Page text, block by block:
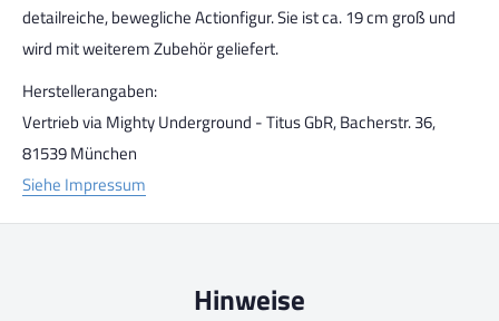
detailreiche, bewegliche Actionfigur. Sie ist ca. 19 cm groß und
wird mit weiterem Zubehör geliefert.
Herstellerangaben:
Vertrieb via Mighty Underground - Titus GbR, Bacherstr. 36,
81539 München
Siehe Impressum
Hinweise